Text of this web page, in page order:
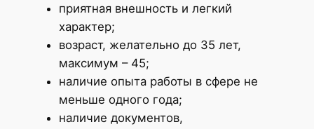
приятная внешность и легкий
характер;
возраст, желательно до 35 лет,
максимум – 45;
наличие опыта работы в сфере не
меньше одного года;
наличие документов,